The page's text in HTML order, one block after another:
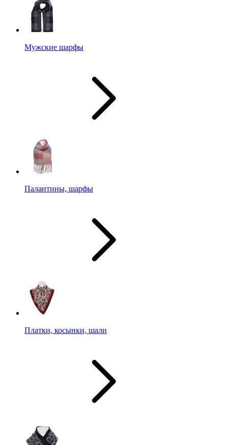
Мужские шарфы
Палантины, шарфы
Платки, косынки, шали